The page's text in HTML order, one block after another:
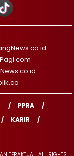
PPRA
KARIR